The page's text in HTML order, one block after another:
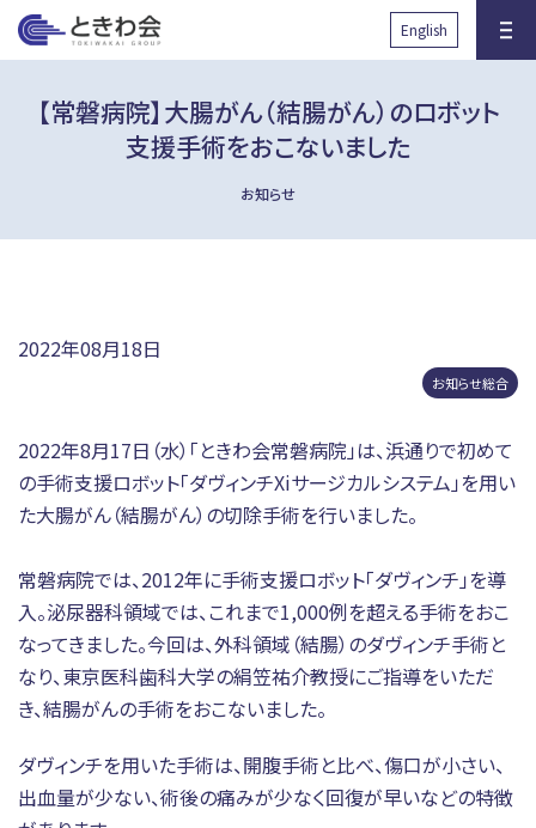
と
きわ会
放射線被ばくに対する取り組
透析医療に関する取り組み 子育て支援に関する取り組み
臨床研究に関する取り組み 健康事業所宣言
ときわ会へのご寄附について 40周年記念特設サイト
English
【常磐病院】大腸がん（結腸がん）のロボット
支援手術をおこないました
お知らせ
2022年08月18日
お知らせ総合
2022年8月17日（水）「ときわ会常磐病院」は、浜通りで初めて
の手術支援ロボット「ダヴィンチXiサージカルシステム」を用い
た大腸がん（結腸がん）の切除手術を行いました。
常磐病院では、2012年に手術支援ロボット「ダヴィンチ」を導
入。泌尿器科領域では、これまで1,000例を超える手術をおこ
なってきました。今回は、外科領域（結腸）のダヴィンチ手術と
なり、東京医科歯科大学の絹笠祐介教授にご指導をいただ
き、結腸がんの手術をおこないました。
ダヴィンチを用いた手術は、開腹手術と比べ、傷口が小さい、
出血量が少ない、術後の痛みが少なく回復が早いなどの特徴